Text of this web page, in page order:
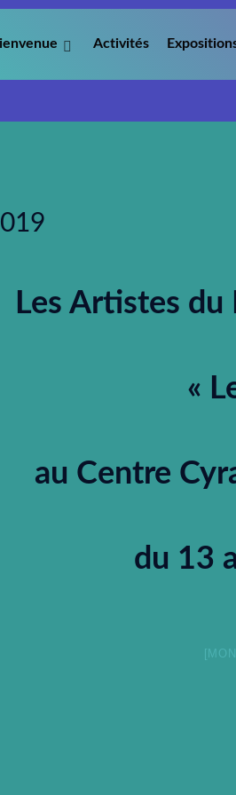
Activités
Les Artistes
«
au Centre
du 13